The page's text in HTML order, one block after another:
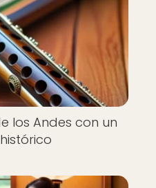
los Andes con un